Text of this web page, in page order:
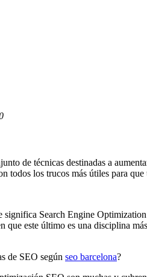
de técnicas destinadas a
todos los trucos más útiles para
significa Search Engine
que este último es una disciplina
de SEO según seo barcelona?